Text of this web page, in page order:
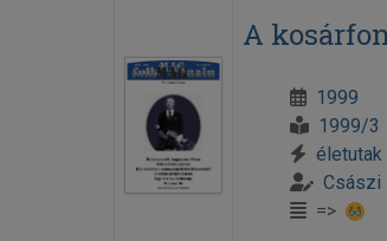
A
1999
1999/3
életutak
Császi
=>